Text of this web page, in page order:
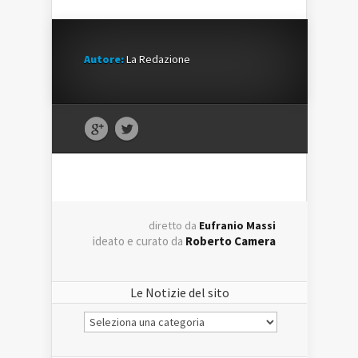
Autore:La Redazione
diretto da Eufranio Massi
ideato e curato da Roberto Camera
Le Notizie del sito
Le
Notizie